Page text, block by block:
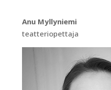
Anu Myllyniemi
teatteriopettaja